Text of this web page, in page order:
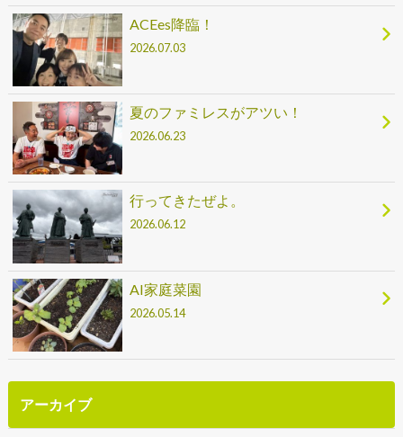
ACEes降臨！
2026.07.03
夏のファミレスがアツい！
2026.06.23
行ってきたぜよ。
2026.06.12
AI家庭菜園
2026.05.14
アーカイブ